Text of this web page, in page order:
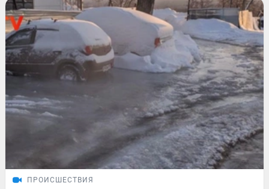
ПРОИСШЕСТВИЯ